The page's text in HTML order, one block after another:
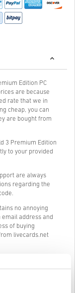
Edition PC
are because
rate that we in
cheap, you can
are bought from
3 Premium Edition
to your provided
are always
regarding the
no annoying
address and
of buying
livecards.net